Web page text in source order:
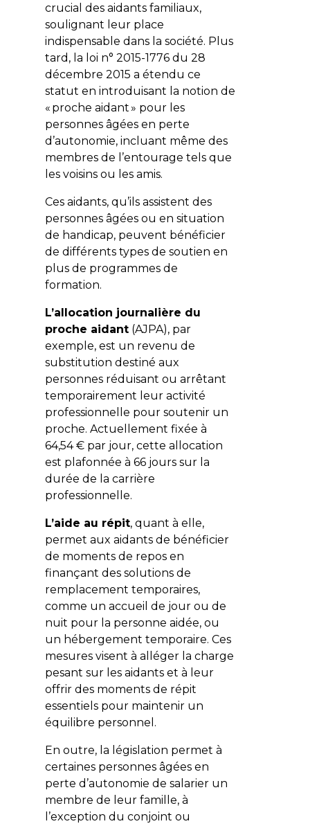
crucial des aidants familiaux,
soulignant leur place
indispensable dans la société. Plus
tard, la loi n° 2015-1776 du 28
décembre 2015 a étendu ce
statut en introduisant la notion de
« proche aidant » pour les
personnes âgées en perte
d’autonomie, incluant même des
membres de l’entourage tels que
les voisins ou les amis.
Ces aidants, qu’ils assistent des
personnes âgées ou en situation
de handicap, peuvent bénéficier
de différents types de soutien en
plus de programmes de
formation.
L’allocation journalière du
proche aidant(AJPA), par
exemple, est un revenu de
substitution destiné aux
personnes réduisant ou arrêtant
temporairement leur activité
professionnelle pour soutenir un
proche. Actuellement fixée à
64,54 € par jour, cette allocation
est plafonnée à 66 jours sur la
durée de la carrière
professionnelle.
L’aide au répit, quant à elle,
permet aux aidants de bénéficier
de moments de repos en
finançant des solutions de
remplacement temporaires,
comme un accueil de jour ou de
nuit pour la personne aidée, ou
un hébergement temporaire. Ces
mesures visent à alléger la charge
pesant sur les aidants et à leur
offrir des moments de répit
essentiels pour maintenir un
équilibre personnel.
En outre, la législation permet à
certaines personnes âgées en
perte d’autonomie de salarier un
membre de leur famille, à
l’exception du conjoint ou